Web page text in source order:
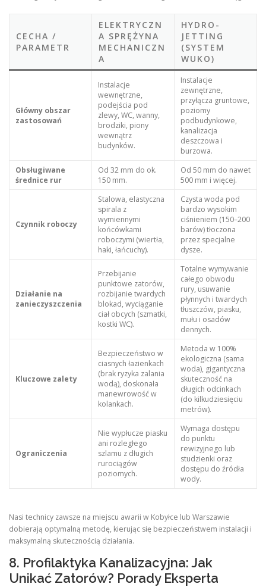
CECHA /
PARAMETR
ELEKTRYCZN
A SPRĘŻYNA
MECHANICZN
A
HYDRO-
JETTING
(SYSTEM
WUKO)
Główny obszar
zastosowań
Instalacje
wewnętrzne,
podejścia pod
zlewy, WC, wanny,
brodziki, piony
wewnątrz
budynków.
Instalacje
zewnętrzne,
przyłącza gruntowe,
poziomy
podbudynkowe,
kanalizacja
deszczowa i
burzowa.
Obsługiwane
średnice rur
Od 32 mm do ok.
150 mm.
Od 50 mm do nawet
500 mm i więcej.
Czynnik roboczy
Stalowa, elastyczna
spirala z
wymiennymi
końcówkami
roboczymi (wiertła,
haki, łańcuchy).
Czysta woda pod
bardzo wysokim
ciśnieniem (150–200
barów) tłoczona
przez specjalne
dysze.
Działanie na
zanieczyszczenia
Przebijanie
punktowe zatorów,
rozbijanie twardych
blokad, wyciąganie
ciał obcych (szmatki,
kostki WC).
Totalne wymywanie
całego obwodu
rury, usuwanie
płynnych i twardych
tłuszczów, piasku,
mułu i osadów
dennych.
Kluczowe zalety
Bezpieczeństwo w
ciasnych łazienkach
(brak ryzyka zalania
wodą), doskonała
manewrowość w
kolankach.
Metoda w 100%
ekologiczna (sama
woda), gigantyczna
skuteczność na
długich odcinkach
(do kilkudziesięciu
metrów).
Ograniczenia
Nie wypłucze piasku
ani rozległego
szlamu z długich
rurociągów
poziomych.
Wymaga dostępu
do punktu
rewizyjnego lub
studzienki oraz
dostępu do źródła
wody.
Nasi technicy zawsze na miejscu awarii w Kobyłce lub Warszawie
dobierają optymalną metodę, kierując się bezpieczeństwem instalacji i
maksymalną skutecznością działania.
8. Profilaktyka Kanalizacyjna: Jak
Unikać Zatorów? Porady Eksperta